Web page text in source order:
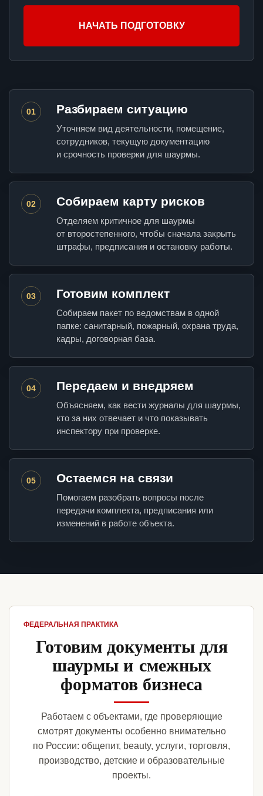
НАЧАТЬ ПОДГОТОВКУ
01 Разбираем ситуацию
Уточняем вид деятельности, помещение,
сотрудников, текущую документацию
и срочность проверки для шаурмы.
02 Собираем карту рисков
Отделяем критичное для шаурмы
от второстепенного, чтобы сначала закрыть
штрафы, предписания и остановку работы.
03 Готовим комплект
Собираем пакет по ведомствам в одной
папке: санитарный, пожарный, охрана труда,
кадры, договорная база.
04 Передаем и внедряем
Объясняем, как вести журналы для шаурмы,
кто за них отвечает и что показывать
инспектору при проверке.
05 Остаемся на связи
Помогаем разобрать вопросы после
передачи комплекта, предписания или
изменений в работе объекта.
ФЕДЕРАЛЬНАЯ ПРАКТИКА
Готовим документы для
шаурмы и смежных
форматов бизнеса
Работаем с объектами, где проверяющие
смотрят документы особенно внимательно
по России: общепит, beauty, услуги, торговля,
производство, детские и образовательные
проекты.